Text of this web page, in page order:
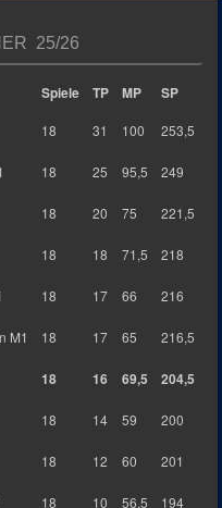
25/26
Spiele TP MP SP
18 31 100 253,5
18 25 95,5 249
18 20 75 221,5
18 18 71,5 218
18 17 66 216
M1 18 17 65 216,5
18 16 69,5 204,5
18 14 59 200
18 12 60 201
18 10 56,5 194